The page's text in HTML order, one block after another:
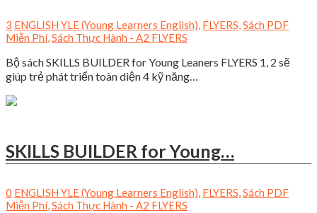
3 ENGLISH YLE (Young Learners English), FLYERS,Sách PDF
Miễn Phí,Sách Thực Hành - A2 FLYERS
Bộ sách SKILLS BUILDER for Young Leaners FLYERS 1, 2 sẽ
giúp trẻ phát triển toàn diện 4 kỹ năng…
SKILLS BUILDER for Young…
0 ENGLISH YLE (Young Learners English), FLYERS,Sách PDF
Miễn Phí,Sách Thực Hành - A2 FLYERS